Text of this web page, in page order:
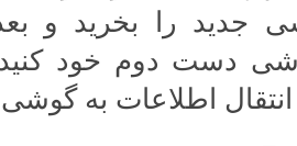
جدید را بخرید و
دست دوم خود کنید،
اطلاعات به گوشی